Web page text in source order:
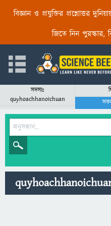
বিজ্ঞান ও প্রযুক্তির প্রশ্নোত্তর
জিতে নিন পুরস্কার,
সদস্যঃ
quyhoachhanoichuan